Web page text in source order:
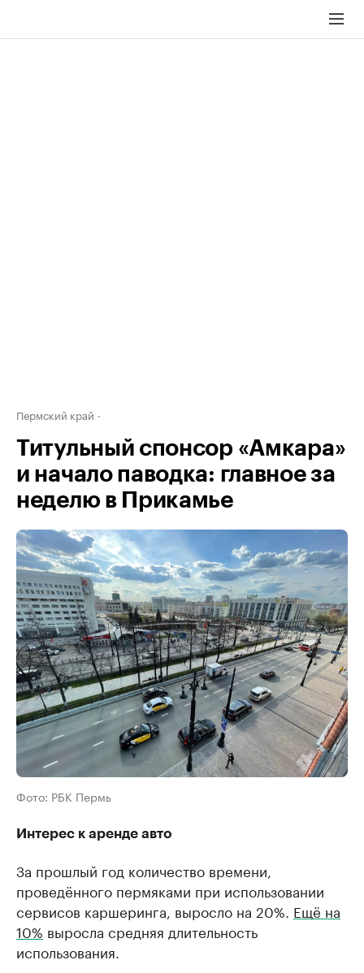
Пермский край
Титульный спонсор «Амкара»
и начало паводка: главное за
неделю в Прикамье
Фото: РБК Пермь
Интерес к аренде авто
За прошлый год количество времени,
проведённого пермяками при использовании
сервисов каршеринга, выросло на 20%. Ещё на
10% выросла средняя длительность
использования.